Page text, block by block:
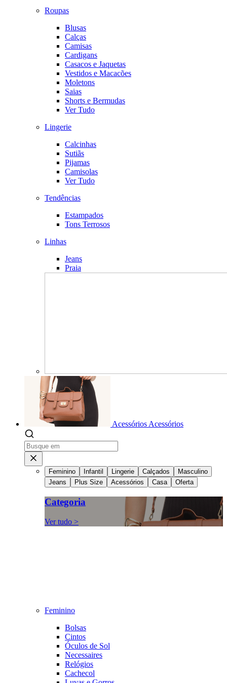
Roupas
Blusas
Calças
Camisas
Cardigans
Casacos e Jaquetas
Vestidos e Macacões
Moletons
Saias
Shorts e Bermudas
Ver Tudo
Lingerie
Calcinhas
Sutiãs
Pijamas
Camisolas
Ver Tudo
Tendências
Estampados
Tons Terrosos
Linhas
Jeans
Praia
Acessórios Acessórios
Feminino Infantil Lingerie Calçados
Masculino
Jeans
Plus Size Acessórios Casa Oferta
Categoria
Ver tudo >
Feminino
Bolsas
Cintos
Óculos de Sol
Necessaires
Relógios
Cachecol